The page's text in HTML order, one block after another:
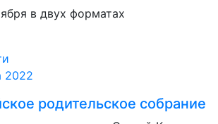
в двух форматах
2022
родительское собрание